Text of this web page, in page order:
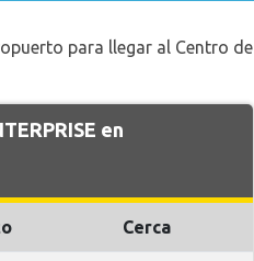
para llegar al Centro de
en
Cerca